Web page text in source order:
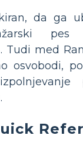
da ga
Tudi med
osvobodi,